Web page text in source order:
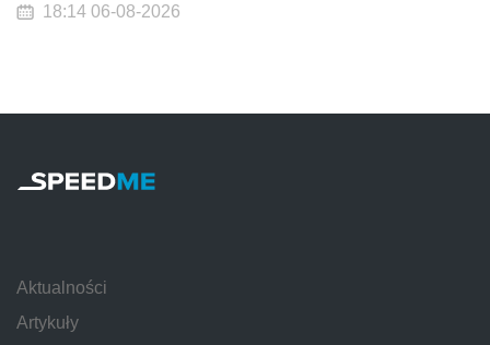
18:14 06-08-2026
Aktualności
Artykuły